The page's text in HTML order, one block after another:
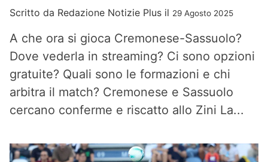
Scritto da Redazione Notizie Plus il 29 Agosto 2025
A che ora si gioca Cremonese-Sassuolo?
Dove vederla in streaming? Ci sono opzioni
gratuite? Quali sono le formazioni e chi
arbitra il match? Cremonese e Sassuolo
cercano conferme e riscatto allo Zini La...